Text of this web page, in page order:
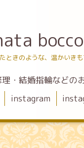
ときのような、温かいき
・結婚指輪などの
instagram